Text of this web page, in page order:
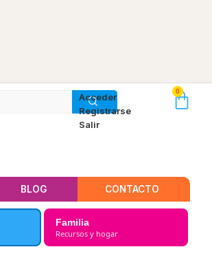
Acceder
Registrarse
Salir
0
BLOG CONTACTO
Familia
Recursos y hogar